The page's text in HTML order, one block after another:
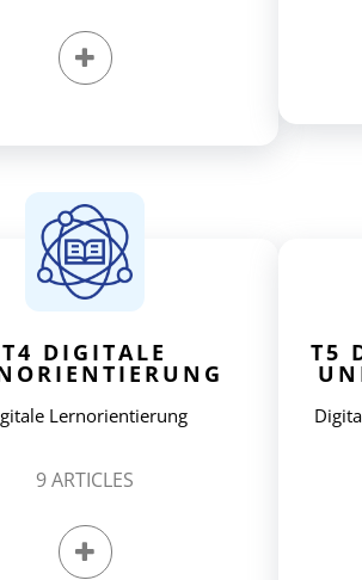
T4 DIGITALE
Lernorientierung
9 ARTICLES
T5